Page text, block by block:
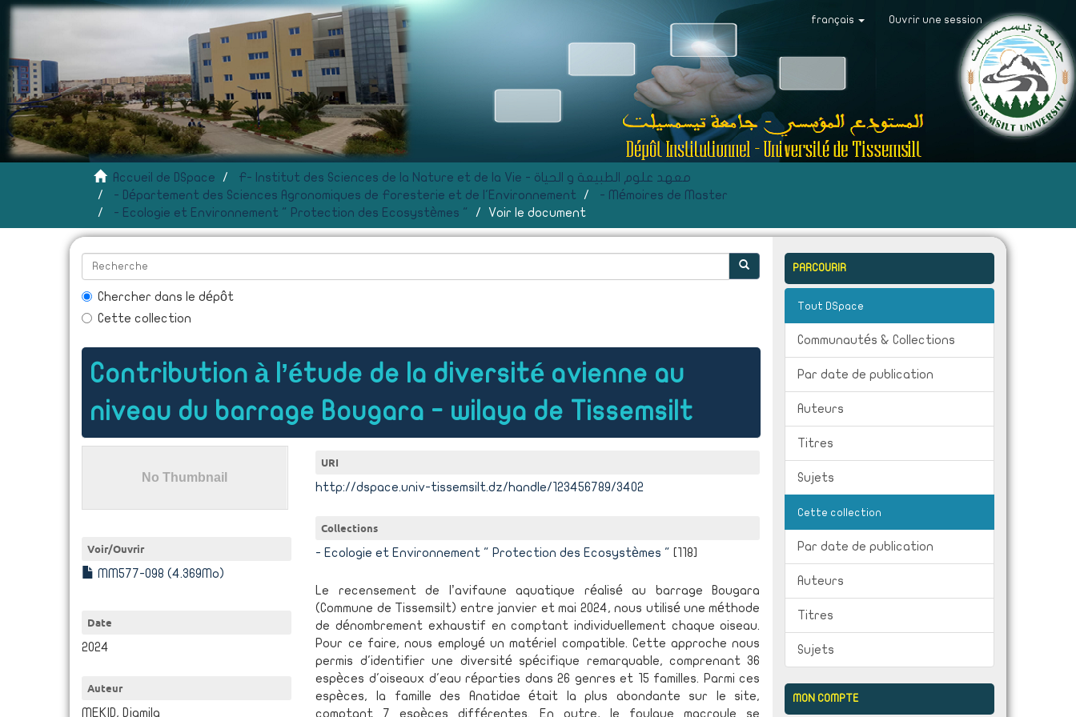
français Ouvrir une session
Accueil de DSpace
F- Institut des Sciences de la Nature et de la Vie - معهد علوم الطبيعة و الحياة
- Département des Sciences Agronomiques de Foresterie et de l'Environnement
- Mémoires de Master
- Ecologie et Environnement " Protection des Ecosystèmes "
Voir le document
Chercher dans le dépôt
Cette collection
Contribution à l’étude de la diversité avienne au
niveau du barrage Bougara - wilaya de Tissemsilt
Voir/Ouvrir
MM577-098 (4.369Mo)
Date
2024
Auteur
MEKID, Djamila
URI
http://dspace.univ-tissemsilt.dz/handle/123456789/3402
Collections
- Ecologie et Environnement " Protection des Ecosystèmes " [118]
Le recensement de l’avifaune aquatique réalisé au barrage Bougara
(Commune de Tissemsilt) entre janvier et mai 2024, nous utilisé une méthode
de dénombrement exhaustif en comptant individuellement chaque oiseau.
Pour ce faire, nous employé un matériel compatible. Cette approche nous
permis d'identifier une diversité spécifique remarquable, comprenant 36
espèces d'oiseaux d'eau réparties dans 26 genres et 15 familles. Parmi ces
espèces, la famille des Anatidae était la plus abondante sur le site,
comptant 7 espèces différentes. En outre, le foulque macroule se
PARCOURIR
Tout DSpace
Communautés & Collections
Par date de publication
Auteurs
Titres
Sujets
Cette collection
Par date de publication
Auteurs
Titres
Sujets
MON COMPTE